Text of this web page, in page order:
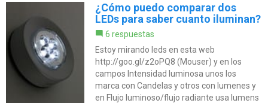
¿Cómo puedo comparar dos
LEDs para saber cuanto iluminan?
6 respuestas
Estoy mirando leds en esta web
http://goo.gl/z2oPQ8 (Mouser) y en los
campos Intensidad luminosa unos los
marca con Candelas y otros con lumenes y
en Flujo luminoso/flujo radiante usa lumens